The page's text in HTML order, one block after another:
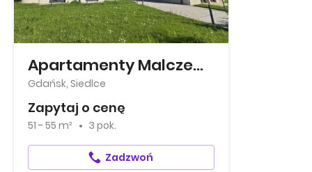
Apartamenty Malczewskiego
Gdańsk, Siedlce
Zapytaj o cenę
51 - 55 m² 3 pok.
Zadzwoń